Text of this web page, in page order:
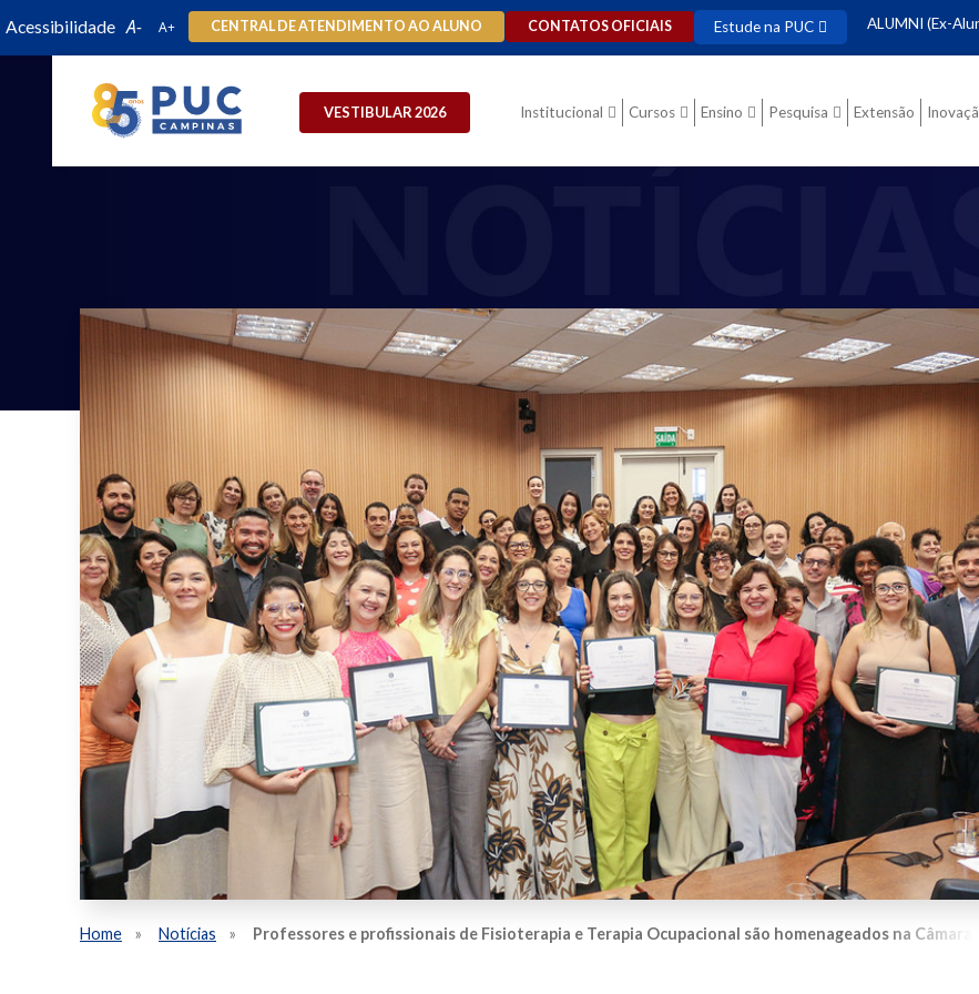
Acessibilidade CENTRAL DE ATENDIMENTO AO ALUNO CONTATOS OFICIAIS Estude na PUC ALUMNI (Ex-
VESTIBULAR 2026 Institucional Cursos Ensino Pesquisa Extensão
Home Notícias Professores e profissionais de Fisioterapia e Terapia Ocupacional são homenageados na Câmara